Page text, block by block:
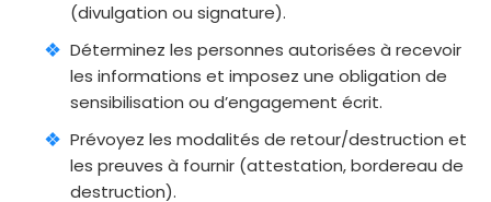
(divulgation ou signature).
Déterminez les personnes autorisées à recevoir
les informations et imposez une obligation de
sensibilisation ou d’engagement écrit.
Prévoyez les modalités de retour/destruction et
les preuves à fournir (attestation, bordereau de
destruction).